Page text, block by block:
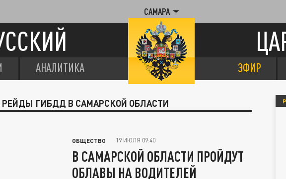
САМАРА
АНАЛИТИКА ЭФИР
РЕЙДЫ ГИБДД В САМАРСКОЙ ОБЛАСТИ
ОБЩЕСТВО 19 ИЮЛЯ 09:40
В САМАРСКОЙ ОБЛАСТИ ПРОЙДУТ
ОБЛАВЫ НА ВОДИТЕЛЕЙ